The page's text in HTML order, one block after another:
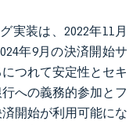
実装は、2022年11月
年9月の決済開始サ
つれて安定性とセキ
への義務的参加とフ
開始が利用可能にな